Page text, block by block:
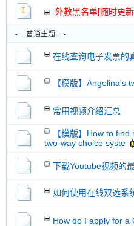
外教黑名单[随时更
-==普通主题==-
在线查询电子发票的
【模版】Angelina's
常用视频介绍汇总
【模版】How to
two-way choice syste
下载Youtube视频的
如何使用在线双选系
How do I apply for a